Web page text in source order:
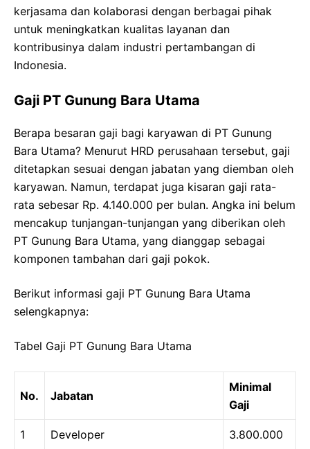
kerjasama dan kolaborasi dengan berbagai pihak
untuk meningkatkan kualitas layanan dan
kontribusinya dalam industri pertambangan di
Indonesia.
Gaji PT Gunung Bara Utama
Berapa besaran gaji bagi karyawan di PT Gunung
Bara Utama? Menurut HRD perusahaan tersebut, gaji
ditetapkan sesuai dengan jabatan yang diemban oleh
karyawan. Namun, terdapat juga kisaran gaji rata-
rata sebesar Rp. 4.140.000 per bulan. Angka ini belum
mencakup tunjangan-tunjangan yang diberikan oleh
PT Gunung Bara Utama, yang dianggap sebagai
komponen tambahan dari gaji pokok.
Berikut informasi gaji PT Gunung Bara Utama
selengkapnya:
Tabel Gaji PT Gunung Bara Utama
No. Jabatan
Minimal
Gaji
1 Developer 3.800.000